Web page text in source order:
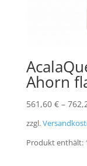
Ahorn
561,60 €–
zzgl.
Produkt enthält: